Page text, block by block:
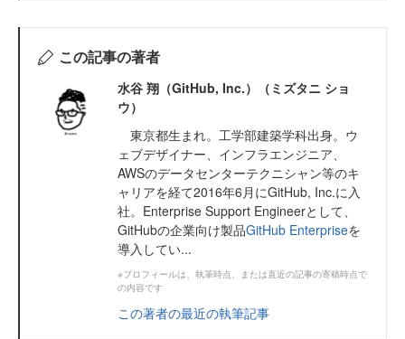
この記事の著者
水谷 翔（GitHub, Inc.）（ミズタニ ショ
ウ）
東京都生まれ。工学部建築学科出身。ウ
ェブデザイナー、インフラエンジニア、
AWSのデータセンターテクニシャン等のキ
ャリアを経て2016年6月にGitHub, Inc.に入
社。Enterprise Support Engineerとして、
GitHubの企業向け製品GitHub Enterpriseを
導入してい...
※プロフィールは、執筆時点、または直近の記事の寄稿時点で
の内容です
この著者の最近の執筆記事